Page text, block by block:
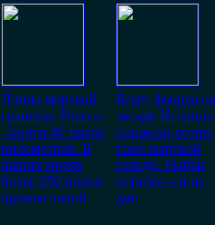
Длина морской
границы России
- почти 40 тысяч
километров. В
наших морях
более 250 видов
промысловой
Берег фьорда на
западе
покрыли сотни
тонн мертвой
сельди. Рыбьи
остатки – и на
дне